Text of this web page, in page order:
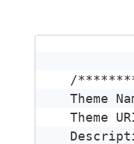
/
Theme
Theme